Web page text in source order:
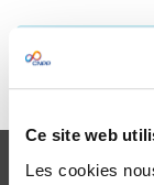
Ce site web
Les cookies
Veuillez vous